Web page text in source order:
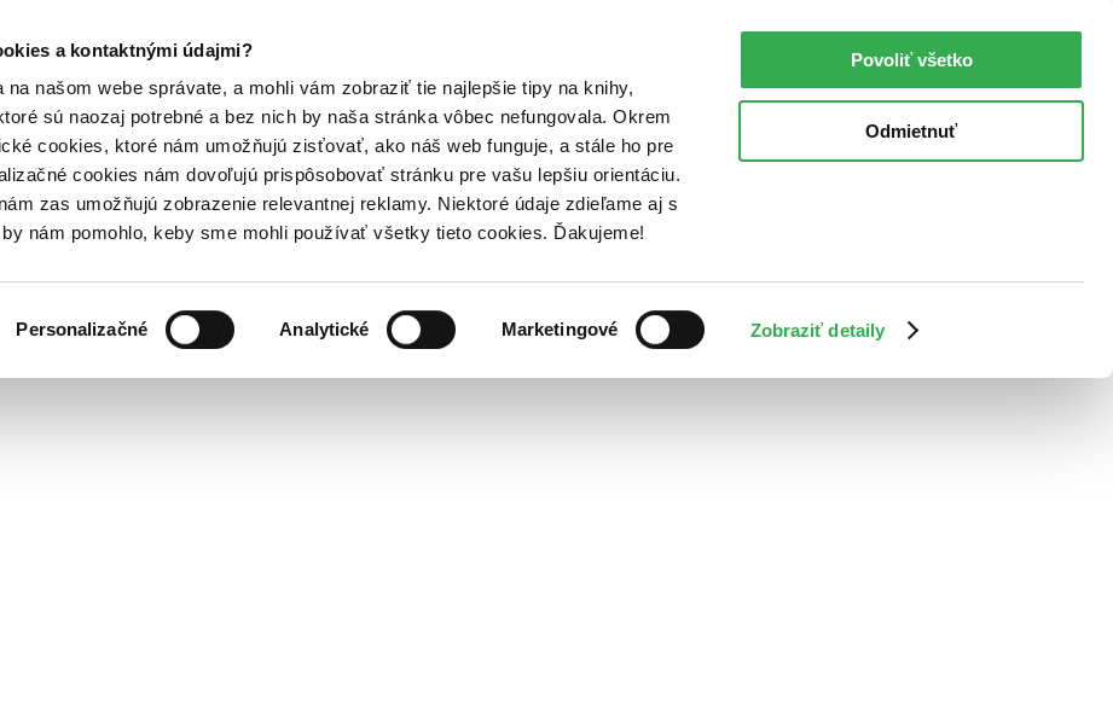
a kontaktnými údajmi?
našom webe správate, a mohli vám zobraziť tie najlepšie tipy na knihy,
sú naozaj potrebné a bez nich by naša stránka vôbec nefungovala. Okrem
cookies, ktoré nám umožňujú zisťovať, ako náš web funguje, a stále ho pre
cookies nám dovoľujú prispôsobovať stránku pre vašu lepšiu orientáciu.
zas umožňujú zobrazenie relevantnej reklamy. Niektoré údaje zdieľame aj s
nám pomohlo, keby sme mohli používať všetky tieto cookies. Ďakujeme!
Personalizačné Analytické Marketingové Zobraziť detaily
Povoliť všetko
Odmietnuť